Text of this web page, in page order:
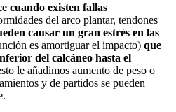
cuando existen fallas
del arco plantar, tendones
causar un gran estrés en las
es amortiguar el impacto) que
del calcáneo hasta el
le añadimos aumento de peso o
y de partidos se pueden